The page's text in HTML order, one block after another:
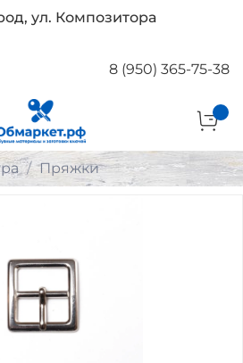
ул. Композитора
8 (950) 365-75-38
Пряжки